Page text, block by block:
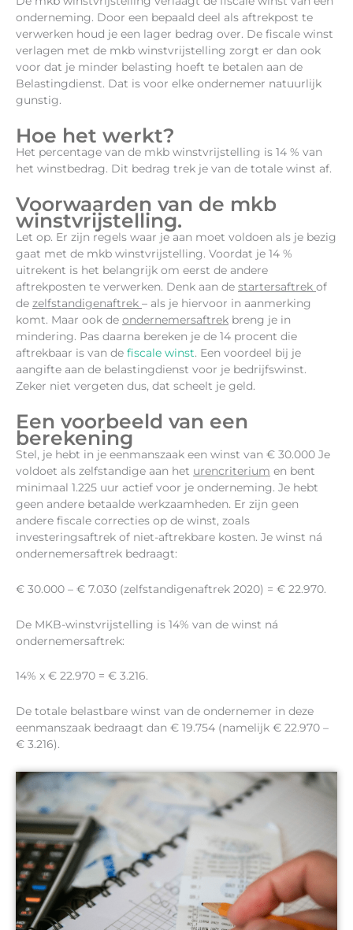
onderneming. Door een bepaald deel als aftrekpost te
verwerken houd je een lager bedrag over. De fiscale winst
verlagen met de mkb winstvrijstelling zorgt er dan ook
voor dat je minder belasting hoeft te betalen aan de
Belastingdienst. Dat is voor elke ondernemer natuurlijk
gunstig.
Hoe het werkt?
Het percentage van de mkb winstvrijstelling is 14 % van
het winstbedrag. Dit bedrag trek je van de totale winst af.
Voorwaarden van de mkb
winstvrijstelling.
Let op. Er zijn regels waar je aan moet voldoen als je bezig
gaat met de mkb winstvrijstelling. Voordat je 14 %
uitrekent is het belangrijk om eerst de andere
aftrekposten te verwerken. Denk aan de startersaftrek of
de zelfstandigenaftrek – als je hiervoor in aanmerking
komt. Maar ook de ondernemersaftrek breng je in
mindering. Pas daarna bereken je de 14 procent die
aftrekbaar is van de fiscale winst. Een voordeel bij je
aangifte aan de belastingdienst voor je bedrijfswinst.
Zeker niet vergeten dus, dat scheelt je geld.
Een voorbeeld van een
berekening
Stel, je hebt in je eenmanszaak een winst van € 30.000 Je
voldoet als zelfstandige aan het urencriterium en bent
minimaal 1.225 uur actief voor je onderneming. Je hebt
geen andere betaalde werkzaamheden. Er zijn geen
andere fiscale correcties op de winst, zoals
investeringsaftrek of niet-aftrekbare kosten. Je winst ná
ondernemersaftrek bedraagt:
€ 30.000 – € 7.030 (zelfstandigenaftrek 2020) = € 22.970.
De MKB-winstvrijstelling is 14% van de winst ná
ondernemersaftrek:
14% x € 22.970 = € 3.216.
De totale belastbare winst van de ondernemer in deze
eenmanszaak bedraagt dan € 19.754 (namelijk € 22.970 –
€ 3.216).